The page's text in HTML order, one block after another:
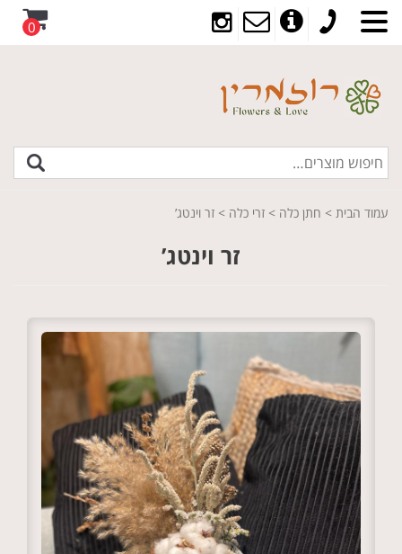
0
עמוד הבית > חתן כלה > זרי כלה > זר וינטג’
זר וינטג’